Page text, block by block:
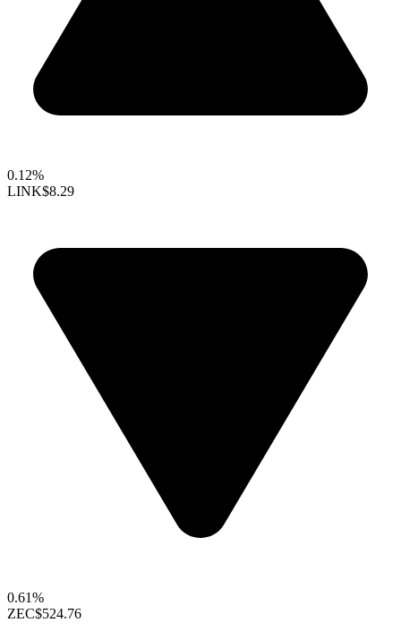
0.12%
LINK$8.29
0.61%
ZEC$524.76